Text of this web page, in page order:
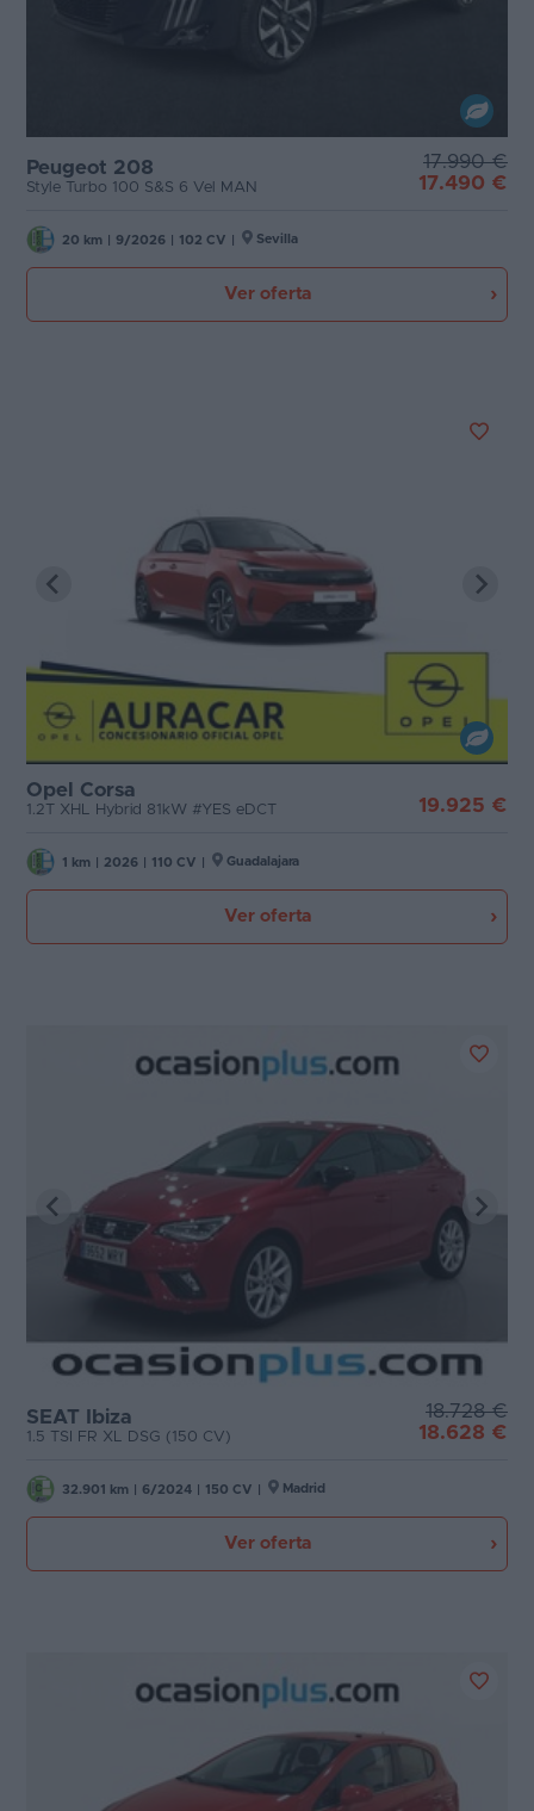
Peugeot 208
Style Turbo 100 S&S 6 Vel MAN
17.990 €
17.490 €
20 km 9/2026 102 CV Sevilla
Ver oferta
Opel Corsa
1.2T XHL Hybrid 81kW #YES eDCT 19.925 €
1 km 2026 110 CV Guadalajara
Ver oferta
SEAT Ibiza
1.5 TSI FR XL DSG (150 CV)
18.728 €
18.628 €
32.901 km 6/2024 150 CV Madrid
Ver oferta